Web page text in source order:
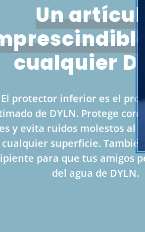
Un artículo
cualquier
El protector inferior es el
de DYLN. Protege
y evita ruidos molestos al
superficie.
para que tus amigos
del agua de DYLN.